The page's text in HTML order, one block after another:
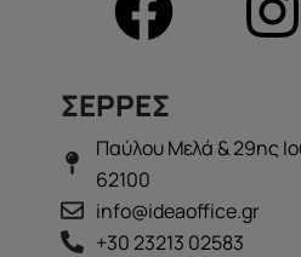
ΣΕΡΡΕΣ
Παύλου Μελά & 29ης
62100
info@ideaoffice.gr
+30 23213 02583